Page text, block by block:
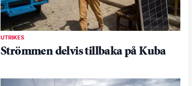
UTRIKES
Strömmen delvis tillbaka på Kuba